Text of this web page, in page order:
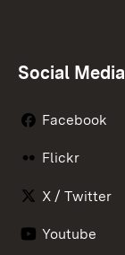
Social Media
Facebook
Flickr
X / Twitter
Youtube